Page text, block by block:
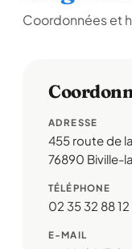
Coordonnées et
ADRESSE
455 route de
76890 Biville-
TÉLÉPHONE
02 35 32 88 12
E-MAIL